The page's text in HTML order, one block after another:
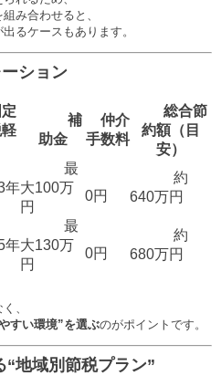
組み合わせると、
るケースもあります。
ション
補
助金
仲介
手数料
総合節
約額（目
安）
最
大100万
円
0円
約
640万円
最
大130万
円
0円
約
680万円
、
すい環境”を選ぶのがポイントです。
“地域別節税プラン”